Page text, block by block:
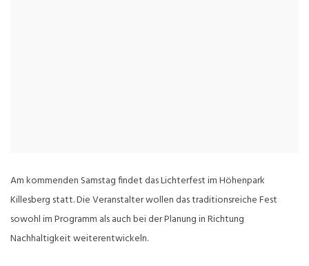
Am kommenden Samstag findet das Lichterfest im Höhenpark
Killesberg statt. Die Veranstalter wollen das traditionsreiche Fest
sowohl im Programm als auch bei der Planung in Richtung
Nachhaltigkeit weiterentwickeln.